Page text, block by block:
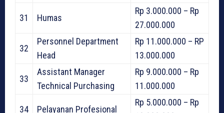
31 Humas
Rp 3.000.000 – Rp
27.000.000
32
Personnel Department
Head
Rp 11.000.000 – RP
13.000.000
33
Assistant Manager
Technical Purchasing
Rp 9.000.000 – Rp
11.000.000
34 Pelayanan Profesional
Rp 5.000.000 – Rp